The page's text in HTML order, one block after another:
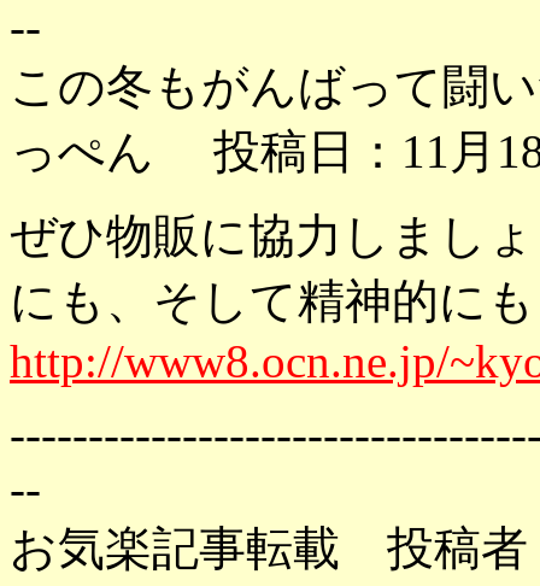
--
この冬もがんばって闘
っぺん 投稿日：11月
ぜひ物販に協力しまし
にも、そして精神的に
http://www8.ocn.ne.jp/
--
お気楽記事転載 投稿